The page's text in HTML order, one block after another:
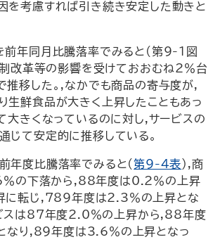
を考慮すれば引き続き安定した動きと
年同月比騰落率でみると(第9-1図
革等の影響を受けておおむね2％台
推移した。,なかでも商品の寄与度が,
生鮮食品が大きく上昇したこともあっ
きくなっているのに対し,サービスの
じて安定的に推移している。
年度比騰落率でみると(第9-4表),商
の下落から,88年度は0.2％の上昇
に転じ,789年度は2.3％の上昇とな
スは87年度2.0％の上昇から,88年度
なり,89年度は3.6％の上昇となっ